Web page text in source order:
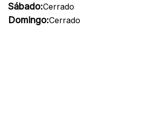
Sábado:Cerrado
Domingo:Cerrado